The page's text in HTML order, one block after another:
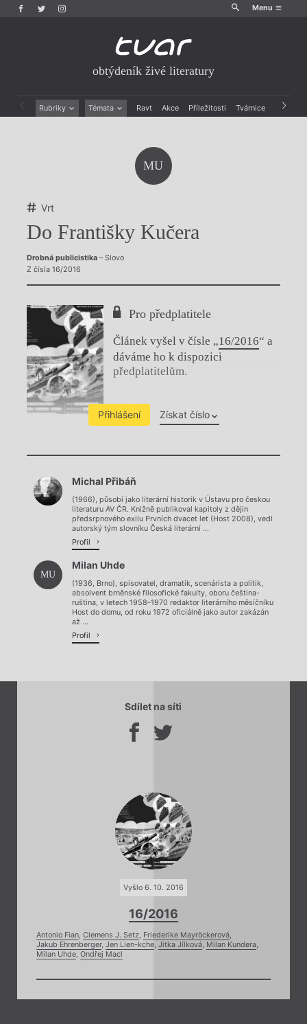
Menu
obtýdeník živé literatury
Rubriky Témata Ravt Akce Příležitosti Tvárnice Archiv
MU
Vrt
Do Františky Kučera
Drobná publicistika– Slovo
Z čísla 16/2016
Pro předplatitele
Článek vyšel v čísle „16/2016“ a
dáváme ho k dispozici
předplatitelům.
Přihlášení Získat číslo
Chviličku.
Načítá se.
Michal Přibáň
(1966), působí jako literární historik v Ústavu pro českou
literaturu AV ČR. Knižně publikoval kapitoly z dějin
předsrpnového exilu Prvních dvacet let (Host 2008), vedl
autorský tým slovníku Česká literární ...
Profil
MU
Milan Uhde
(1936, Brno), spisovatel, dramatik, scenárista a politik,
absolvent brněnské filosofické fakulty, oboru čeština-
ruština, v letech 1958–1970 redaktor literárního měsíčníku
Host do domu, od roku 1972 oficiálně jako autor zakázán
až ...
Profil
Sdílet na síti
Vyšlo 6. 10. 2016
16/2016
Antonio Fian, Clemens J. Setz, Friederike Mayröckerová,
Jakub Ehrenberger, Jen Lien-kche, Jitka Jílková, Milan Kundera,
Milan Uhde, Ondřej Macl